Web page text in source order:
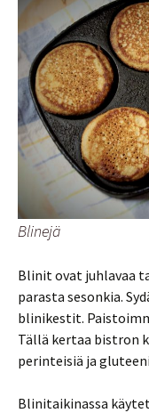
Blinejä
Blinit ovat juhlavaa
parasta sesonkia.
blinikestit.
Tällä kertaa bistron
perinteisiä ja
Blinitaikinassa